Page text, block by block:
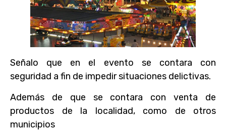
Señalo que en el evento se contara con
seguridad a fin de impedir situaciones delictivas.
Además de que se contara con venta de
productos de la localidad, como de otros
municipios